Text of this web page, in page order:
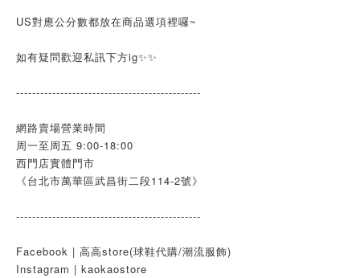
US對應公分數都放在商品選項裡囉~
如有疑問歡迎私訊下方ig✨✨
----------------------------------------------
網路賣場營業時間
周一至周五 9:00-18:00
西門店實體門市
《台北市萬華區武昌街二段114-2號》
----------------------------------------------
Facebook | 高高store(球鞋代購/潮流服飾)
Instagram | kaokaostore